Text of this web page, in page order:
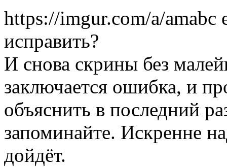
https://imgur.com/a/
исправить?
И снова скрины без
заключается ошибка, и
объяснить в последний
запоминайте. Искренне
дойдёт.